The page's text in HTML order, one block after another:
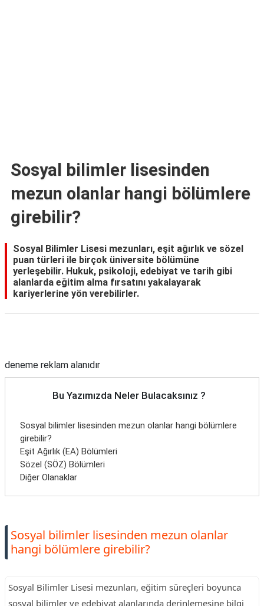
Sosyal bilimler lisesinden
mezun olanlar hangi bölümlere
girebilir?
Sosyal Bilimler Lisesi mezunları, eşit ağırlık ve sözel
puan türleri ile birçok üniversite bölümüne
yerleşebilir. Hukuk, psikoloji, edebiyat ve tarih gibi
alanlarda eğitim alma fırsatını yakalayarak
kariyerlerine yön verebilirler.
deneme reklam alanıdır
Bu Yazımızda Neler Bulacaksınız ?
Sosyal bilimler lisesinden mezun olanlar hangi bölümlere
girebilir?
Eşit Ağırlık (EA) Bölümleri
Sözel (SÖZ) Bölümleri
Diğer Olanaklar
Sosyal bilimler lisesinden mezun olanlar
hangi bölümlere girebilir?
Sosyal Bilimler Lisesi mezunları, eğitim süreçleri boyunca
sosyal bilimler ve edebiyat alanlarında derinlemesine bilgi